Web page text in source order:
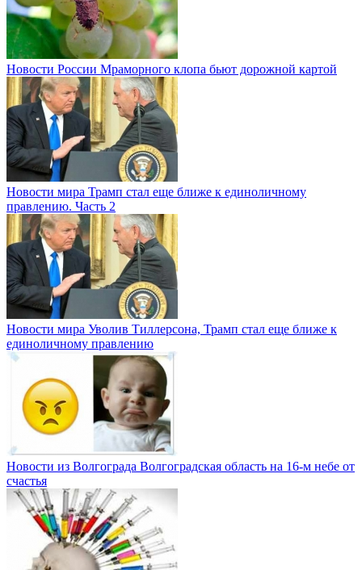
Новости России Мраморного клопа бьют дорожной картой
Новости мира Трамп стал еще ближе к единоличному
правлению. Часть 2
Новости мира Уволив Тиллерсона, Трамп стал еще ближе к
единоличному правлению
Новости из Волгограда Волгоградская область на 16-м небе от
счастья